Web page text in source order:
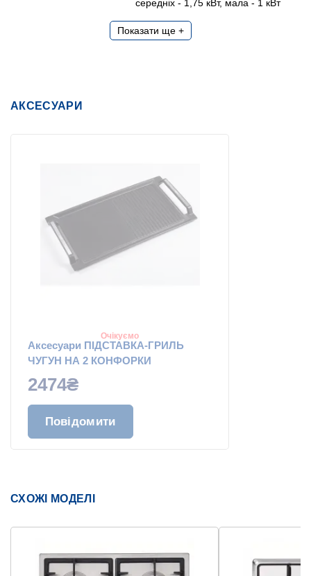
середніх - 1,75 кВт, мала - 1 кВт
Показати ще +
АКСЕСУАРИ
Очікуємо
Аксесуари ПІДСТАВКА-ГРИЛЬ
ЧУГУН НА 2 КОНФОРКИ
2474₴
Повідомити
СХОЖІ МОДЕЛІ